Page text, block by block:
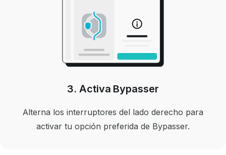
3. Activa Bypasser
Alterna los interruptores del lado derecho para
activar tu opción preferida de Bypasser.